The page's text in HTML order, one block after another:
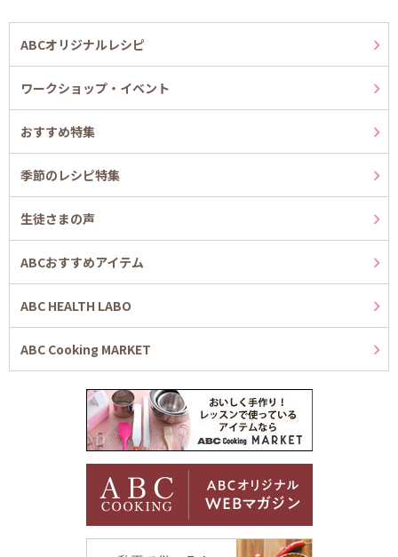
ABCオリジナルレシピ
ワークショップ・イベント
おすすめ特集
季節のレシピ特集
生徒さまの声
ABCおすすめアイテム
ABC HEALTH LABO
ABC Cooking MARKET